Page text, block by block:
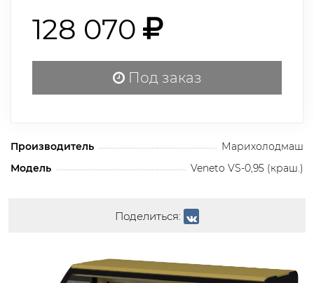
128 070
Под заказ
Производитель
Марихолодмаш
Модель
Veneto VS-0,95 (краш.)
Поделиться: